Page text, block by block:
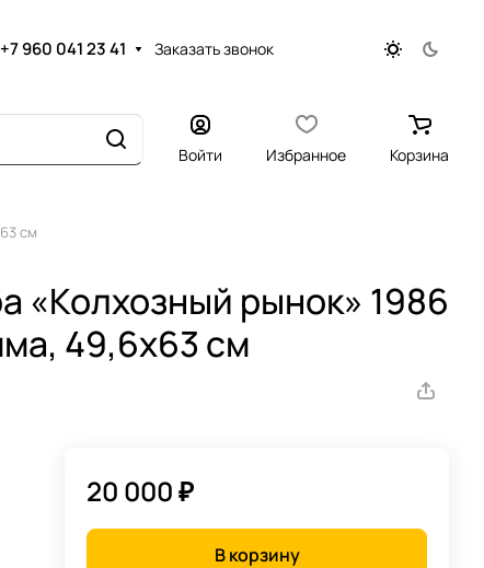
+7 960 041 23 41 Заказать звонок
Войти Избранное Корзина
см
«Колхозный рынок» 1986
49,6х63 см
20 000 ₽
В корзину